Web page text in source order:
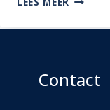
TIJD
Contact